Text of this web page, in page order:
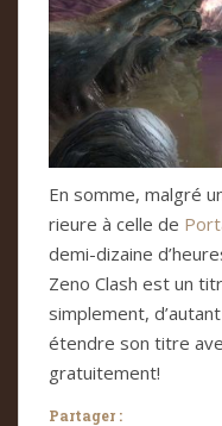
En somme, mal­gré
rieure à celle de
demi-dizaine
Zeno Clash est un
sim­ple­ment,
éten­dre son titre
gra­tui­te­ment!
Partager :